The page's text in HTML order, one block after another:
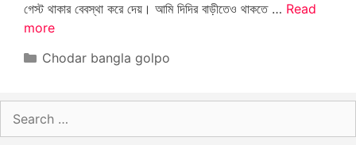
গেস্ট থাকার বেবস্থা করে দেয়। আমি দিদির বাড়ীতেও থাকতে … Read
more
Categories
Chodar bangla golpo
for: